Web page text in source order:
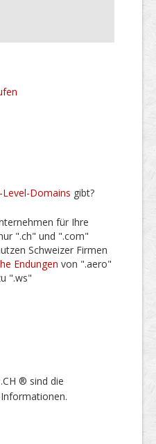
Domains gibt?
für Ihre
".ch" und ".com"
Schweizer Firmen
Endungen von ".aero"
".ws"
® sind die